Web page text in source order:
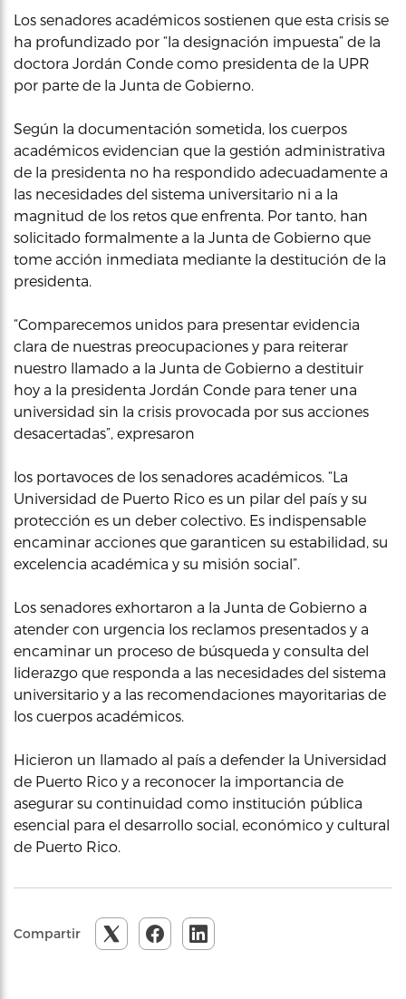
Los senadores académicos sostienen que esta crisis se
ha profundizado por “la designación impuesta” de la
doctora Jordán Conde como presidenta de la UPR
por parte de la Junta de Gobierno.
Según la documentación sometida, los cuerpos
académicos evidencian que la gestión administrativa
de la presidenta no ha respondido adecuadamente a
las necesidades del sistema universitario ni a la
magnitud de los retos que enfrenta. Por tanto, han
solicitado formalmente a la Junta de Gobierno que
tome acción inmediata mediante la destitución de la
presidenta.
“Comparecemos unidos para presentar evidencia
clara de nuestras preocupaciones y para reiterar
nuestro llamado a la Junta de Gobierno a destituir
hoy a la presidenta Jordán Conde para tener una
universidad sin la crisis provocada por sus acciones
desacertadas”, expresaron
los portavoces de los senadores académicos. “La
Universidad de Puerto Rico es un pilar del país y su
protección es un deber colectivo. Es indispensable
encaminar acciones que garanticen su estabilidad, su
excelencia académica y su misión social”.
Los senadores exhortaron a la Junta de Gobierno a
atender con urgencia los reclamos presentados y a
encaminar un proceso de búsqueda y consulta del
liderazgo que responda a las necesidades del sistema
universitario y a las recomendaciones mayoritarias de
los cuerpos académicos.
Hicieron un llamado al país a defender la Universidad
de Puerto Rico y a reconocer la importancia de
asegurar su continuidad como institución pública
esencial para el desarrollo social, económico y cultural
de Puerto Rico.
Compartir